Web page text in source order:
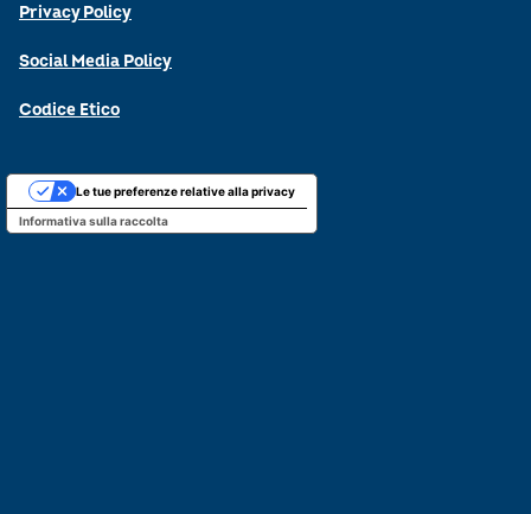
Privacy Policy
Social Media Policy
Codice Etico
Informativa sulla raccolta
Le tue preferenze relative alla privacy